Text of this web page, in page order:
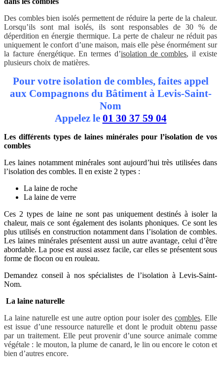
Des combles bien isolés permettent de réduire la perte de la chaleur.
Lorsqu’ils sont mal isolés, ils sont responsables de 30 % de
déperdition en énergie thermique. La perte de chaleur ne réduit pas
uniquement le confort d’une maison, mais elle pèse énormément sur
la facture énergétique. En termes d’isolation de combles, il existe
plusieurs choix de matières.
Pour votre isolation de combles, faites appel
aux Compagnons du Bâtiment à Levis-Saint-
Nom
Appelez le 01 30 37 59 04
Les différents types de laines minérales pour l’isolation de vos
combles
Les laines notamment minérales sont aujourd’hui très utilisées dans
l’isolation des combles. Il en existe 2 types :
La laine de roche
La laine de verre
Ces 2 types de laine ne sont pas uniquement destinés à isoler la
chaleur, mais ce sont également des isolants phoniques. Ce sont les
plus utilisés en construction notamment dans l’isolation de combles.
Les laines minérales présentent aussi un autre avantage, celui d’être
abordable. La pose est aussi assez facile, car elles se présentent sous
forme de flocon ou en rouleau.
Demandez conseil à nos spécialistes de l’isolation à Levis-Saint-
Nom.
La laine naturelle
La laine naturelle est une autre option pour isoler des combles. Elle
est issue d’une ressource naturelle et dont le produit obtenu passe
par un traitement. Elle peut provenir d’une source animale comme
végétale : le mouton, la plume de canard, le lin ou encore le coton et
bien d’autres encore.